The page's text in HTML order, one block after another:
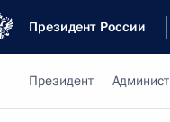
Президент России
Президент